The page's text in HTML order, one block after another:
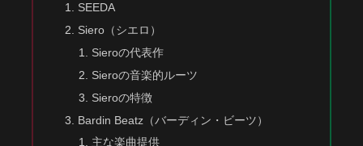
SEEDA
Siero（シエロ）
Sieroの代表作
Sieroの音楽的ルーツ
Sieroの特徴
Bardin Beatz（バーディン・ビーツ）
主な楽曲提供